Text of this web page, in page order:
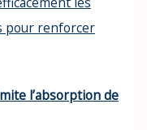
l’absorption de